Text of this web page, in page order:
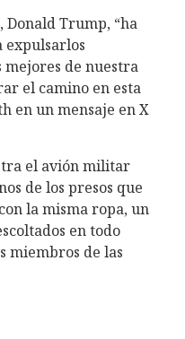
Donald Trump, “ha
expulsarlos
de nuestra
el camino en esta
en un mensaje en X
el avión militar
de los presos que
la misma ropa, un
en todo
miembros de las